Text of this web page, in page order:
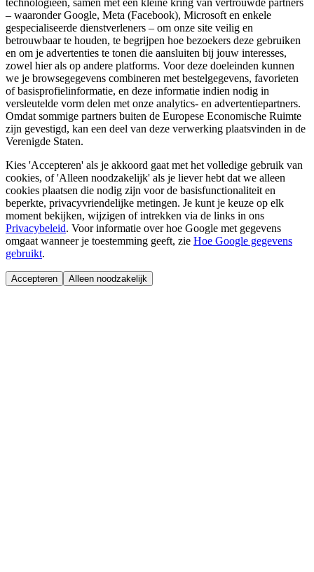
technologieën, samen met een kleine kring van vertrouwde partners
– waaronder Google, Meta (Facebook), Microsoft en enkele
gespecialiseerde dienstverleners – om onze site veilig en
betrouwbaar te houden, te begrijpen hoe bezoekers deze gebruiken
en om je advertenties te tonen die aansluiten bij jouw interesses,
zowel hier als op andere platforms. Voor deze doeleinden kunnen
we je browsegegevens combineren met bestelgegevens, favorieten
of basisprofielinformatie, en deze informatie indien nodig in
versleutelde vorm delen met onze analytics- en advertentiepartners.
Omdat sommige partners buiten de Europese Economische Ruimte
zijn gevestigd, kan een deel van deze verwerking plaatsvinden in de
Verenigde Staten.
Kies 'Accepteren' als je akkoord gaat met het volledige gebruik van
cookies, of 'Alleen noodzakelijk' als je liever hebt dat we alleen
cookies plaatsen die nodig zijn voor de basisfunctionaliteit en
beperkte, privacyvriendelijke metingen. Je kunt je keuze op elk
moment bekijken, wijzigen of intrekken via de links in ons
Privacybeleid. Voor informatie over hoe Google met gegevens
omgaat wanneer je toestemming geeft, zie Hoe Google gegevens
gebruikt.
Accepteren Alleen noodzakelijk